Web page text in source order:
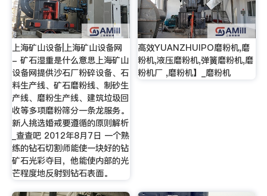
上海矿山设备|上海矿山设备网
- 矿石湿重是什么意思上海矿山
设备网提供沙石厂粉碎设备、石
料生产线、矿石磨粉线、制砂生
产线、磨粉生产线、建筑垃圾回
收等多项磨粉筛分一条龙服务。
新人挑选婚戒要遵循的原则解析
_查查吧 2012年8月7日 一个熟
练的钻石切割师能使一块好的钻
矿石光彩夺目，他能使内部的光
芒程度地反射到钻石表面。
高效YUANZHUIPO磨粉机,磨
粉机,液压磨粉机,弹簧磨粉机,磨
粉机厂 ,磨粉机】_磨粉机